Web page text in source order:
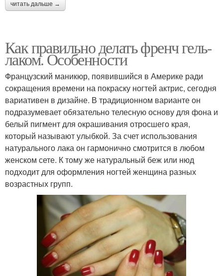
читать дальше →
Как правильно делать френч гель-
лаком. Особенности
Французский маникюр, появившийся в Америке ради
сокращения времени на покраску ногтей актрис, сегодня
вариативен в дизайне. В традиционном варианте он
подразумевает обязательно телесную основу для фона и
белый пигмент для окрашивания отросшего края,
который называют улыбкой. За счет использования
натурального лака он гармонично смотрится в любом
женском сете. К тому же натуральный беж или нюд
подходит для оформления ногтей женщина разных
возрастных групп.